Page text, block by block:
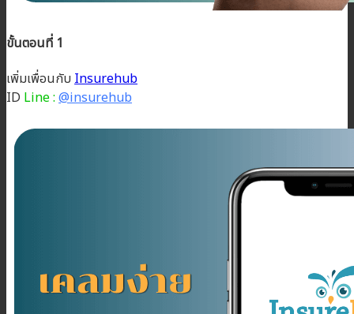
ขั้นตอนที่ 1
เพิ่มเพื่อนกับ Insurehub
ID Line : @insurehub